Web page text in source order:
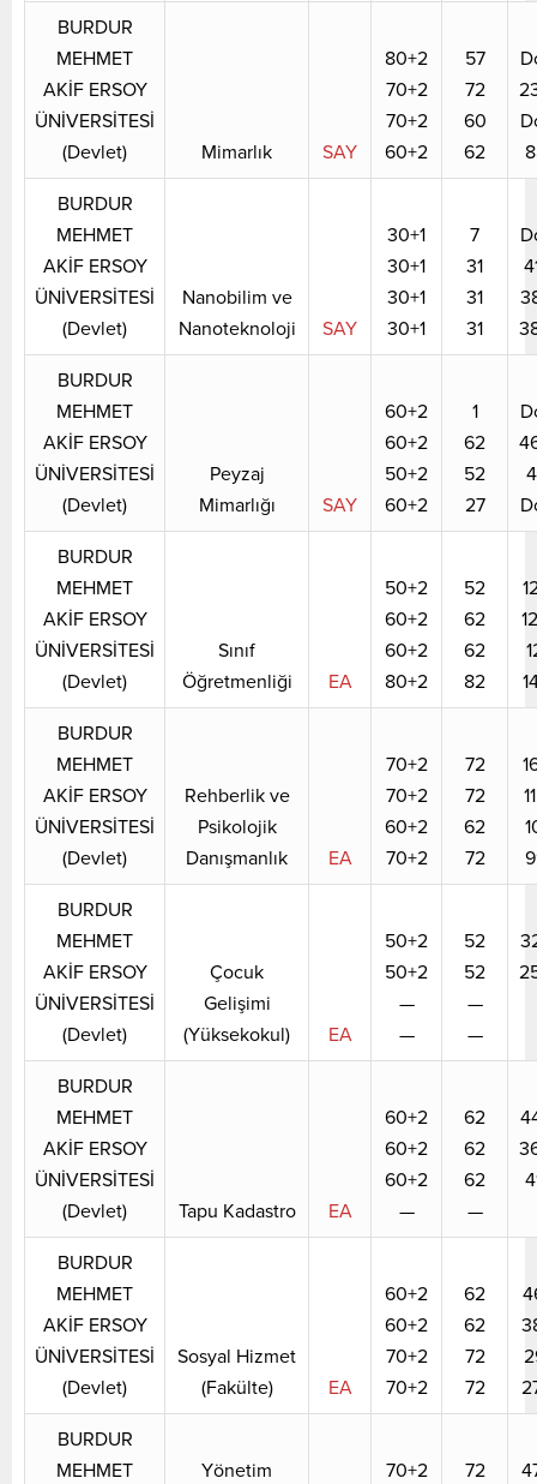
BURDUR
MEHMET
AKİF ERSOY
ÜNİVERSİTESİ
(Devlet)
Mimarlık SAY
80+2
70+2
70+2
60+2
57
72
60
62
BURDUR
MEHMET
AKİF ERSOY
ÜNİVERSİTESİ
(Devlet)
Nanobilim ve
Nanoteknoloji
SAY
30+1
30+1
30+1
30+1
7
31
31
31
BURDUR
MEHMET
AKİF ERSOY
ÜNİVERSİTESİ
(Devlet)
Peyzaj
Mimarlığı
SAY
60+2
60+2
50+2
60+2
1
62
52
27
BURDUR
MEHMET
AKİF ERSOY
ÜNİVERSİTESİ
(Devlet)
Sınıf
Öğretmenliği
EA
50+2
60+2
60+2
80+2
52
62
62
82
BURDUR
MEHMET
AKİF ERSOY
ÜNİVERSİTESİ
(Devlet)
Rehberlik ve
Psikolojik
Danışmanlık
EA
70+2
70+2
60+2
70+2
72
72
62
72
BURDUR
MEHMET
AKİF ERSOY
ÜNİVERSİTESİ
(Devlet)
Çocuk
Gelişimi
(Yüksekokul)
EA
50+2
50+2
—
—
52
52
—
—
BURDUR
MEHMET
AKİF ERSOY
ÜNİVERSİTESİ
(Devlet)
Tapu Kadastro EA
60+2
60+2
60+2
—
62
62
62
—
BURDUR
MEHMET
AKİF ERSOY
ÜNİVERSİTESİ
(Devlet)
Sosyal Hizmet
(Fakülte)
EA
60+2
60+2
70+2
70+2
62
62
72
72
BURDUR
MEHMET
Yönetim
70+2
72